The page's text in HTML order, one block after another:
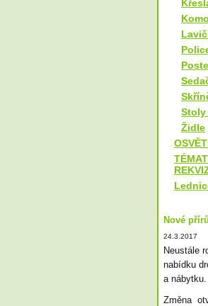
Židle
Nové
24.3.2017
Neustále
nabídku
a nábytku.
Změna